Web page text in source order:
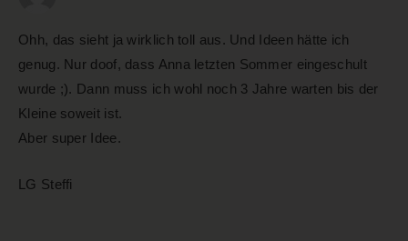
Ohh, das sieht ja wirklich toll aus. Und Ideen hätte ich
genug. Nur doof, dass Anna letzten Sommer eingeschult
wurde ;). Dann muss ich wohl noch 3 Jahre warten bis der
Kleine soweit ist.
Aber super Idee.
LG Steffi